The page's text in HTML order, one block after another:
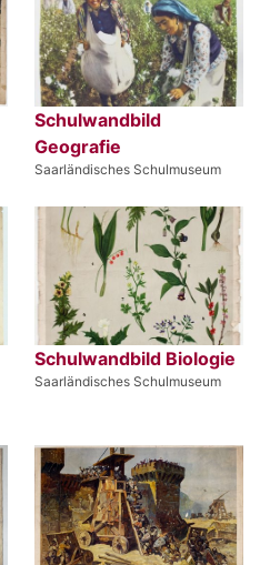
Schulwandbild
Geografie
Saarländisches Schulmuseum
Schulwandbild Biologie
Saarländisches Schulmuseum